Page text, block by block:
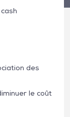
des
le coût